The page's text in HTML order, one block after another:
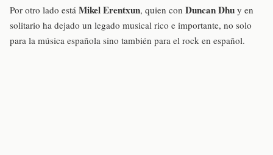
Por otro lado está Mikel Erentxun, quien con Duncan Dhu y en
solitario ha dejado un legado musical rico e importante, no solo
para la música española sino también para el rock en español.